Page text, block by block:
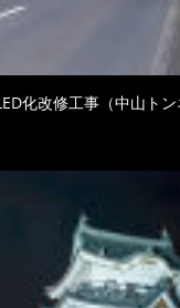
化改修工事（中山ト